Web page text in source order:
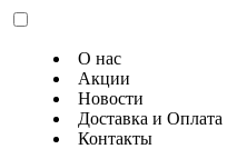
О нас
Акции
Новости
Доставка и Оплата
Контакты